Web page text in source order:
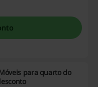
para quarto do